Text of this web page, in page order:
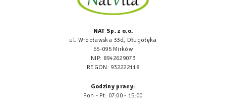
NAT Sp. z o.o.
ul. Wrocławska 33d, Długołęka
55-095 Mirków
NIP: 8942629073
REGON: 932222118
Godziny pracy:
Pon - Pt: 07:00 - 15:00